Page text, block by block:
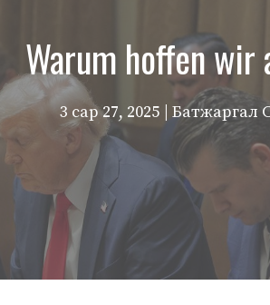
Warum hoffen wir
3 сар 27, 2025 | Батжаргал